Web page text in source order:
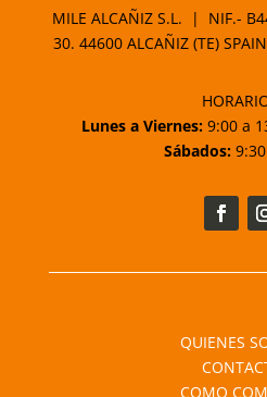
66,75 €
hasta
MILE ALCAÑIZ S.L. | NIF.-
30. 44600 ALCAÑIZ (TE)
Lunes a Viernes: 9:00 a
Sábados:9:30
QUIENES
COMO